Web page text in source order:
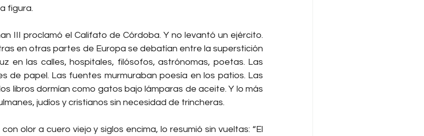
figura.
III proclamó el Califato de Córdoba. Y no levantó un ejército.
en otras partes de Europa se debatían entre la superstición
en las calles, hospitales, filósofos, astrónomas, poetas. Las
de papel. Las fuentes murmuraban poesía en los patios. Las
libros dormían como gatos bajo lámparas de aceite. Y lo más
judíos y cristianos sin necesidad de trincheras.
olor a cuero viejo y siglos encima, lo resumió sin vueltas: “El